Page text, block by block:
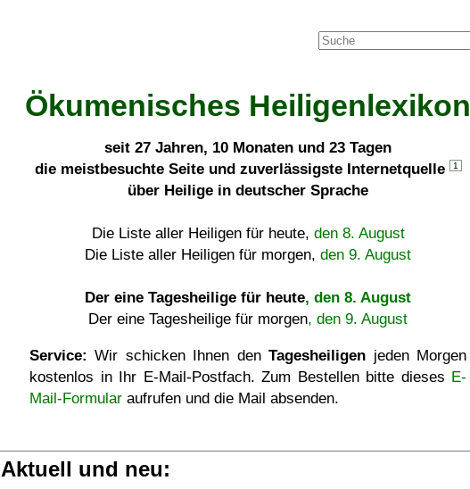
Ökumenisches Heiligenlexikon
seit 27 Jahren, 10 Monaten und 23 Tagen
die meistbesuchte Seite und zuverlässigste Internetquelle
1
über Heilige in deutscher Sprache
Die Liste aller Heiligen für heute, den 8. August
Die Liste aller Heiligen für morgen, den 9. August
Der eine Tagesheilige für heute, den 8. August
Der eine Tagesheilige für morgen, den 9. August
Service: Wir schicken Ihnen denTagesheiligen jeden Morgen
kostenlos in Ihr E-Mail-Postfach. Zum Bestellen bitte dieses E-
Mail-Formular aufrufen und die Mail absenden.
Aktuell und neu: